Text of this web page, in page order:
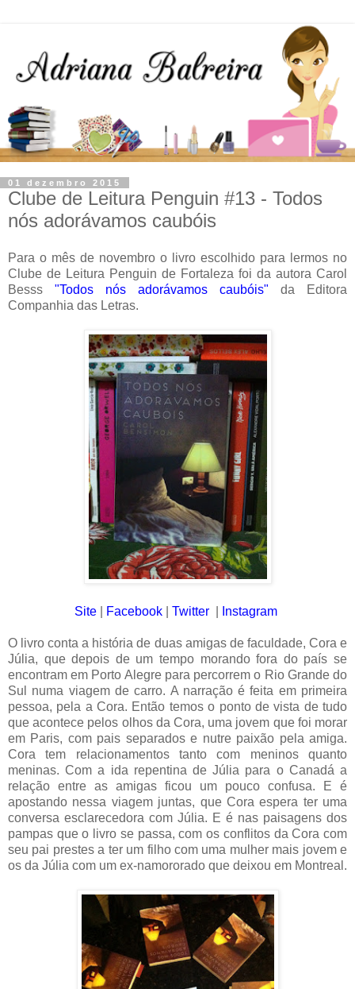
01 dezembro 2015
Clube de Leitura Penguin #13 - Todos
nós adorávamos caubóis
Para o mês de novembro o livro escolhido para lermos no
Clube de Leitura Penguin de Fortaleza foi da autora Carol
Besss "Todos nós adorávamos caubóis" da Editora
Companhia das Letras.
Site Facebook Twitter Instagram
O livro conta a história de duas amigas de faculdade, Cora e
Júlia, que depois de um tempo morando fora do país se
encontram em Porto Alegre para percorrem o Rio Grande do
Sul numa viagem de carro. A narração é feita em primeira
pessoa, pela a Cora. Então temos o ponto de vista de tudo
que acontece pelos olhos da Cora, uma jovem que foi morar
em Paris, com pais separados e nutre paixão pela amiga.
Cora tem relacionamentos tanto com meninos quanto
meninas. Com a ida repentina de Júlia para o Canadá a
relação entre as amigas ficou um pouco confusa. E é
apostando nessa viagem juntas, que Cora espera ter uma
conversa esclarecedora com Júlia. E é nas paisagens dos
pampas que o livro se passa, com os conflitos da Cora com
seu pai prestes a ter um filho com uma mulher mais jovem e
os da Júlia com um ex-namororado que deixou em Montreal.